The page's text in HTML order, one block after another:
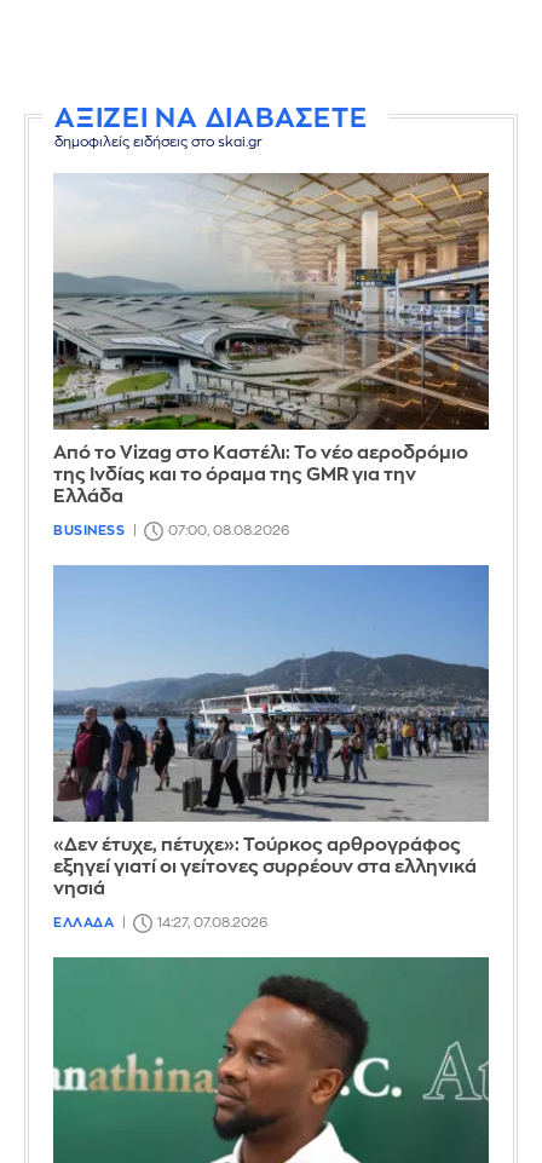
ΑΞΙΖΕΙ ΝΑ ΔΙΑΒΑΣΕΤΕ
δημοφιλείς ειδήσεις στο skai.gr
Από το Vizag στο Καστέλι: Το νέο αεροδρόμιο
της Ινδίας και το όραμα της GMR για την
Ελλάδα
BUSINESS 07:00, 08.08.2026
«Δεν έτυχε, πέτυχε»: Τούρκος αρθρογράφος
εξηγεί γιατί οι γείτονες συρρέουν στα ελληνικά
νησιά
ΕΛΛΑΔΑ 14:27, 07.08.2026